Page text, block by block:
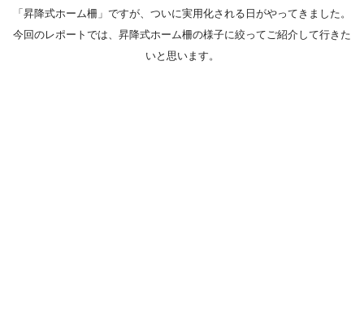
「昇降式ホーム柵」ですが、ついに実用化される日がやってきました。
今回のレポートでは、昇降式ホーム柵の様子に絞ってご紹介して行きた
いと思います。